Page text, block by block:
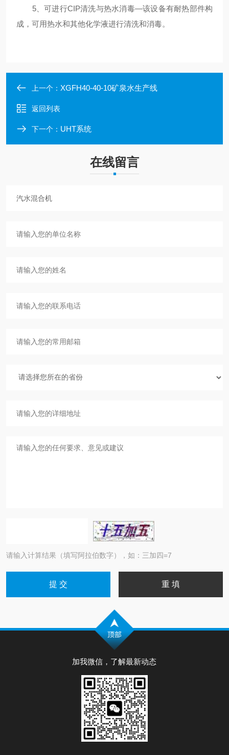
5、可进行CIP清洗与热水消毒—该设备有耐热部件构
成，可用热水和其他化学液进行清洗和消毒。
上一个： XGFH40-40-10矿泉水生产线
返回列表
下一个： UHT系统
在线留言
请输入计算结果（填写阿拉伯数字），如：三加四=7
加我微信，了解最新动态